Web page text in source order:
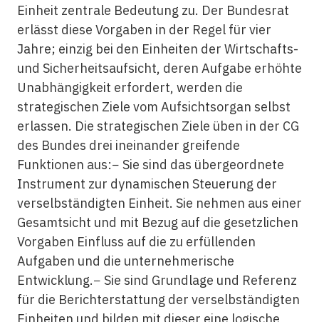
Einheit zentrale Bedeutung zu. Der Bundesrat
erlässt diese Vorgaben in der Regel für vier
Jahre; einzig bei den Einheiten der Wirtschafts-
und Sicherheitsaufsicht, deren Aufgabe erhöhte
Unabhängigkeit erfordert, werden die
strategischen Ziele vom Aufsichtsorgan selbst
erlassen. Die strategischen Ziele üben in der CG
des Bundes drei ineinander greifende
Funktionen aus:− Sie sind das übergeordnete
Instrument zur dynamischen Steuerung der
verselbständigten Einheit. Sie nehmen aus einer
Gesamtsicht und mit Bezug auf die gesetzlichen
Vorgaben Einfluss auf die zu erfüllenden
Aufgaben und die unternehmerische
Entwicklung.− Sie sind Grundlage und Referenz
für die Berichterstattung der verselbständigten